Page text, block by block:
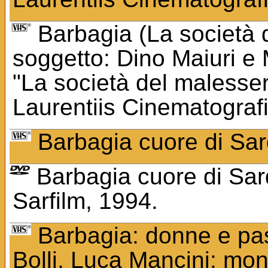
Barbagia (La società
soggetto: Dino Maiuri e
"La società del
Laurentiis
Barbagia cuore di
Barbagia cuore di
Sarfilm, 1994.
Barbagia: donne e
Bolli, Luca Mancini;